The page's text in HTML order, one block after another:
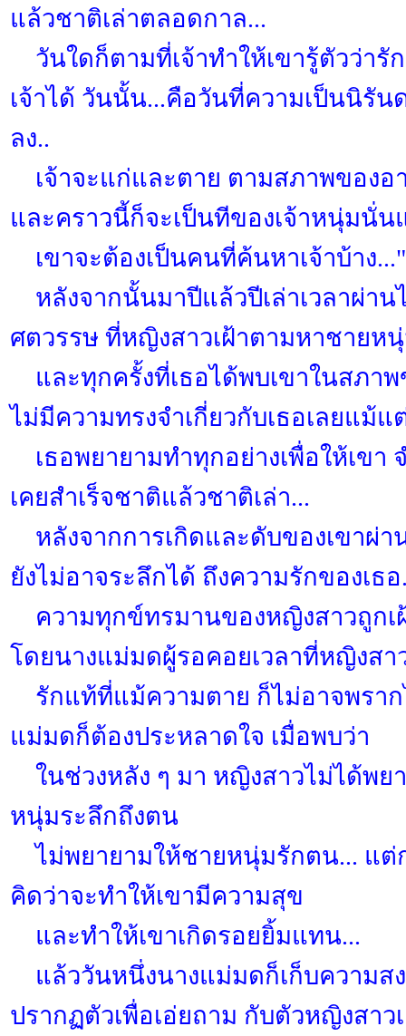
แล้วชาติเล่าตลอดกาล...
วันใดก็ตามที่เจ้าทำให้เขารู้ตัวว่ารัก
เจ้าได้ วันนั้น...คือวันที่ความเป็นนิรัน
ลง..
เจ้าจะแก่และตาย ตามสภาพของอ
และคราวนี้ก็จะเป็นทีของเจ้าหนุ่มนั่น
เขาจะต้องเป็นคนที่ค้นหาเจ้าบ้าง..."
หลังจากนั้นมาปีแล้วปีเล่าเวลาผ่าน
ศตวรรษ ที่หญิงสาวเฝ้าตามหาชายห
และทุกครั้งที่เธอได้พบเขาในสภา
ไม่มีความทรงจำเกี่ยวกับเธอเลยแม้แ
เธอพยายามทำทุกอย่างเพื่อให้เขา
เคยสำเร็จชาติแล้วชาติเล่า...
หลังจากการเกิดและดับของเขาผ่า
ยังไม่อาจระลึกได้ ถึงความรักของเธอ
ความทุกข์ทรมานของหญิงสาวถูกเฝ้
โดยนางแม่มดผู้รอคอยเวลาที่หญิงสา
รักแท้ที่แม้ความตาย ก็ไม่อาจพราก
แม่มดก็ต้องประหลาดใจ เมื่อพบว่า
ในช่วงหลัง ๆ มา หญิงสาวไม่ได้พย
หนุ่มระลึกถึงตน
ไม่พยายามให้ชายหนุ่มรักตน... แต่
คิดว่าจะทำให้เขามีความสุข
และทำให้เขาเกิดรอยยิ้มแทน...
แล้ววันหนึ่งนางแม่มดก็เก็บความสง
ปรากฏตัวเพื่อเอ่ยถาม กับตัวหญิงสาว